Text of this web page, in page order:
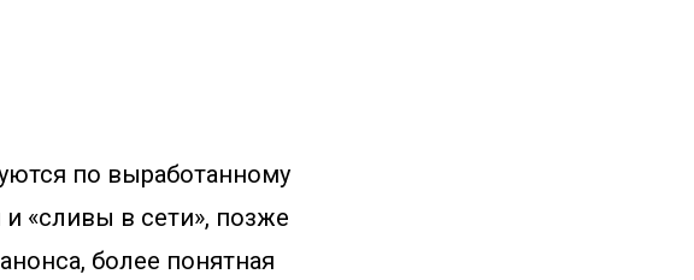
по выработанному
«сливы в сети», позже
более понятная